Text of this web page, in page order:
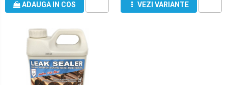
ADAUGA IN COS VEZI VARIANTE